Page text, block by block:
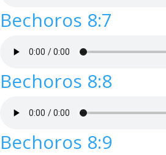
Bechoros 8:7
Bechoros 8:8
Bechoros 8:9